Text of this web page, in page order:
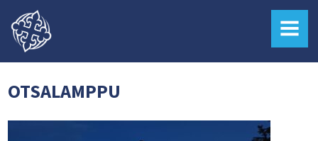
MENU
OTSALAMPPU